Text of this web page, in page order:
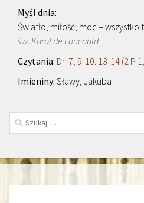
Światło, miłość, moc –
św. Karol de Foucauld
Dn 7, 9-10. 13-14 (2 P
Sławy, Jakuba
Szukaj: